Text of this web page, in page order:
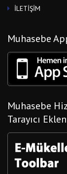
İLETİŞİM
Muhasebe
Muhasebe
Tarayıcı